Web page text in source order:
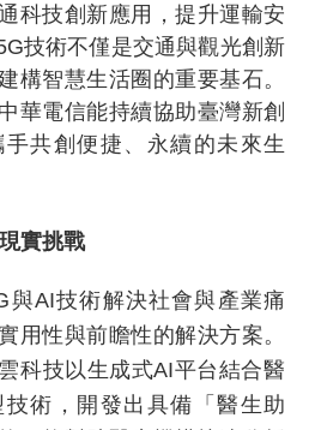
科技創新應用，提升運輸安
技術不僅是交通與觀光創新
構智慧生活圈的重要基石。
華電信能持續協助臺灣新創
共創便捷、永續的未來生
實挑戰
與AI技術解決社會與產業痛
用性與前瞻性的解決方案。
科技以生成式AI平台結合醫
術，開發出具備「醫生助